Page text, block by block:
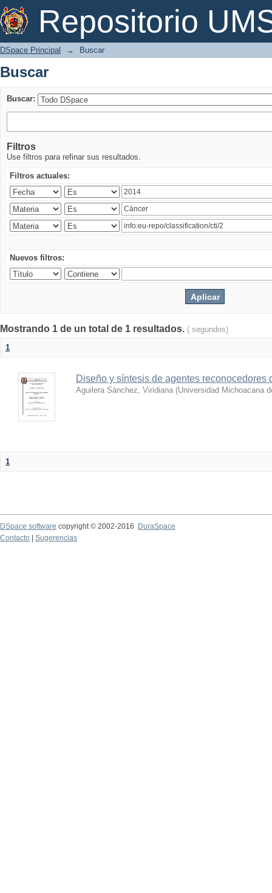
Repositorio
Buscar
DSpace Principal → Buscar
Buscar
Buscar:
Filtros
Use filtros para refinar sus resultados.
Filtros actuales:
Nuevos filtros:
Mostrando 1 de un total de 1 resultados. ( segundos)
1
Diseño y síntesis de agentes reconocedores
Aguilera Sánchez, Viridiana (Universidad Michoacana
1
DSpace software copyright © 2002-2016
DuraSpace
Contacto
Sugerencias